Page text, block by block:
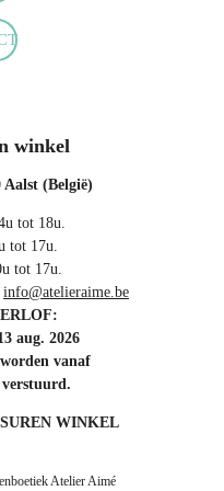
winkel
Aalst (België)
tot 18u.
tot 17u.
tot 17u.
info@atelieraime.be
aug. 2026
vanaf
WINKEL
Atelier Aimé